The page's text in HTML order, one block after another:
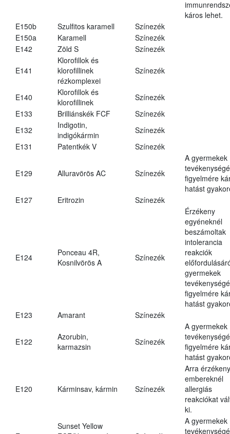
káros lehet.
E150b
Szulfitos karamell
Színezék
E150a
Karamell
Színezék
E142
Zöld S Színezék
E141
Klorofillok és
klorofillinek
rézkomplexei
Színezék
E140
Klorofillok és
klorofillinek
Színezék
E133
Brilliánskék FCF
Színezék
E132
Indigotin,
indigókármin
Színezék
E131
Patentkék V Színezék
E129 Alluravörös AC Színezék
A gyermekek
figyelmére
hatást
E127
Eritrozin Színezék
E124
Ponceau 4R,
Kosnilvörös A
Színezék
Érzékeny
egyéneknél
beszámoltak
intolerancia
reakciók
gyermekek
figyelmére
hatást
E123
Amarant Színezék
E122
Azorubin,
karmazsin
Színezék
A gyermekek
figyelmére
hatást
E120 Kárminsav, kármin Színezék
Arra érzékeny
embereknél
allergiás
reakciókat
ki.
Sunset Yellow
A gyermekek